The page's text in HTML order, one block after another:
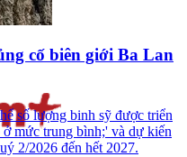
cố biên giới Ba Lan
số lượng binh sỹ được triển
mức trung bình;' và dự kiến
2/2026 đến hết 2027.